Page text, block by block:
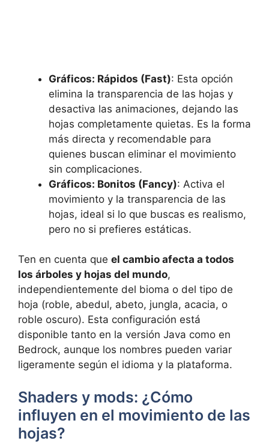
Gráficos: Rápidos (Fast): Esta opción
elimina la transparencia de las hojas y
desactiva las animaciones, dejando las
hojas completamente quietas. Es la forma
más directa y recomendable para
quienes buscan eliminar el movimiento
sin complicaciones.
Gráficos: Bonitos (Fancy): Activa el
movimiento y la transparencia de las
hojas, ideal si lo que buscas es realismo,
pero no si prefieres estáticas.
Ten en cuenta que el cambio afecta a todos
los árboles y hojas del mundo,
independientemente del bioma o del tipo de
hoja (roble, abedul, abeto, jungla, acacia, o
roble oscuro). Esta configuración está
disponible tanto en la versión Java como en
Bedrock, aunque los nombres pueden variar
ligeramente según el idioma y la plataforma.
Shaders y mods: ¿Cómo
influyen en el movimiento de las
hojas?